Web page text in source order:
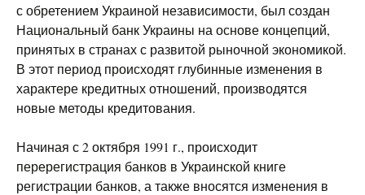
с обретением Украиной независимости, был создан
Национальный банк Украины на основе концепций,
принятых в странах с развитой рыночной экономикой.
В этот период происходят глубинные изменения в
характере кредитных отношений, производятся
новые методы кредитования.
Начиная с 2 октября 1991 г., происходит
перерегистрация банков в Украинской книге
регистрации банков, а также вносятся изменения в